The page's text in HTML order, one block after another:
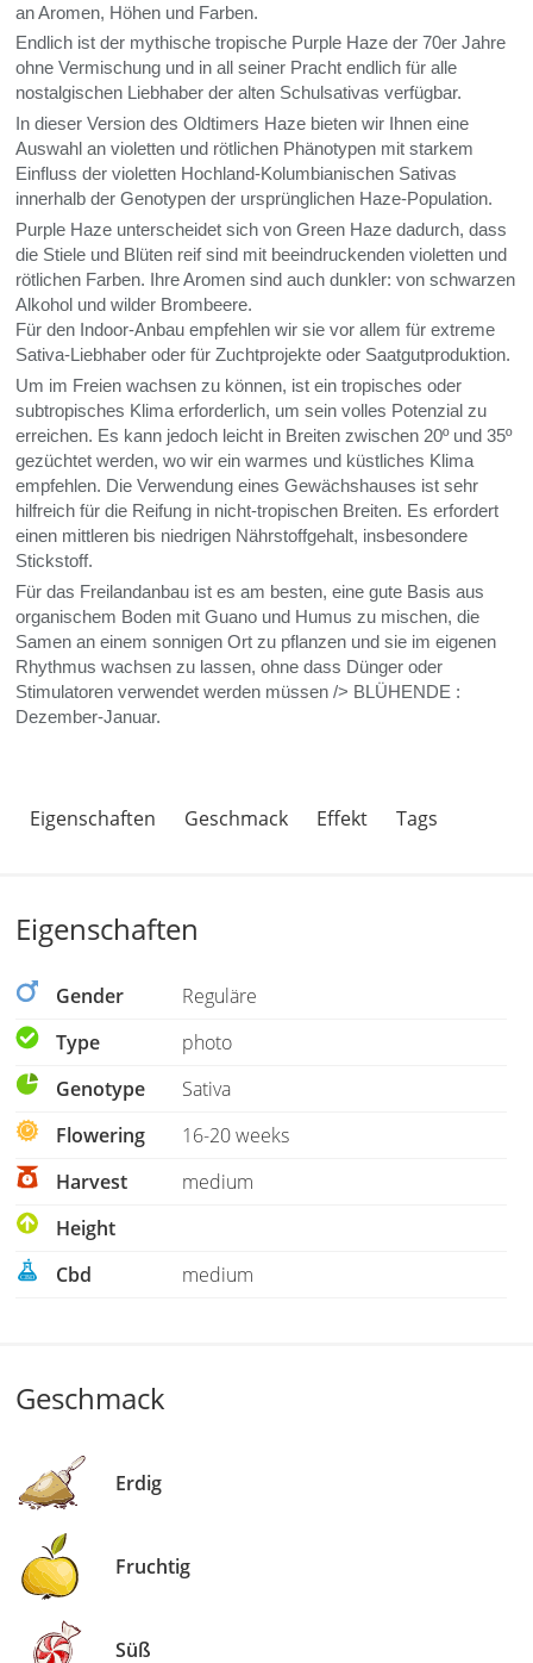
an Aromen, Höhen und Farben.
Endlich ist der mythische tropische Purple Haze der 70er Jahre
ohne Vermischung und in all seiner Pracht endlich für alle
nostalgischen Liebhaber der alten Schulsativas verfügbar.
In dieser Version des Oldtimers Haze bieten wir Ihnen eine
Auswahl an violetten und rötlichen Phänotypen mit starkem
Einfluss der violetten Hochland-Kolumbianischen Sativas
innerhalb der Genotypen der ursprünglichen Haze-Population.
Purple Haze unterscheidet sich von Green Haze dadurch, dass
die Stiele und Blüten reif sind mit beeindruckenden violetten und
rötlichen Farben. Ihre Aromen sind auch dunkler: von schwarzen
Alkohol und wilder Brombeere.
Für den Indoor-Anbau empfehlen wir sie vor allem für extreme
Sativa-Liebhaber oder für Zuchtprojekte oder Saatgutproduktion.
Um im Freien wachsen zu können, ist ein tropisches oder
subtropisches Klima erforderlich, um sein volles Potenzial zu
erreichen. Es kann jedoch leicht in Breiten zwischen 20º und 35º
gezüchtet werden, wo wir ein warmes und küstliches Klima
empfehlen. Die Verwendung eines Gewächshauses ist sehr
hilfreich für die Reifung in nicht-tropischen Breiten. Es erfordert
einen mittleren bis niedrigen Nährstoffgehalt, insbesondere
Stickstoff.
Für das Freilandanbau ist es am besten, eine gute Basis aus
organischem Boden mit Guano und Humus zu mischen, die
Samen an einem sonnigen Ort zu pflanzen und sie im eigenen
Rhythmus wachsen zu lassen, ohne dass Dünger oder
Stimulatoren verwendet werden müssen /> BLÜHENDE :
Dezember-Januar.
Eigenschaften Geschmack Effekt Tags
Eigenschaften
Gender
Reguläre
Type
photo
Genotype
Sativa
Flowering
16-20 weeks
Harvest
medium
Height
Cbd
medium
Geschmack
Erdig
Fruchtig
Süß